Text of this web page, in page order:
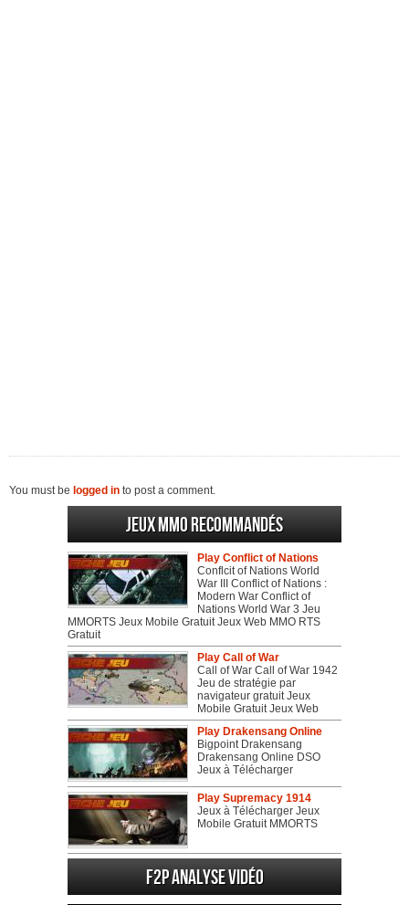
You must be logged in to post a comment.
Jeux MMO recommandés
Play Conflict of Nations
Conflcit of Nations World
War III Conflict of Nations :
Modern War Conflict of
Nations World War 3 Jeu
MMORTS Jeux Mobile Gratuit Jeux Web MMO RTS
Gratuit
Play Call of War
Call of War Call of War 1942
Jeu de stratégie par
navigateur gratuit Jeux
Mobile Gratuit Jeux Web
Play Drakensang Online
Bigpoint Drakensang
Drakensang Online DSO
Jeux à Télécharger
Play Supremacy 1914
Jeux à Télécharger Jeux
Mobile Gratuit MMORTS
F2P Analyse vidéo